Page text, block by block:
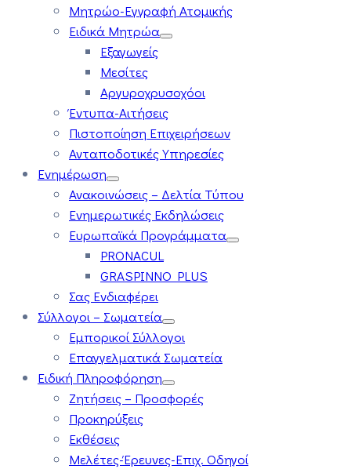
Μητρώο-Εγγραφή Ατομικής
Ειδικά Μητρώα
Εξαγωγείς
Μεσίτες
Αργυροχρυσοχόοι
Έντυπα-Αιτήσεις
Πιστοποίηση Επιχειρήσεων
Ανταποδοτικές Υπηρεσίες
Ενημέρωση
Ανακοινώσεις – Δελτία Τύπου
Ενημερωτικές Εκδηλώσεις
Ευρωπαϊκά Προγράμματα
PRONACUL
GRASPINNO PLUS
Σας Ενδιαφέρει
Σύλλογοι – Σωματεία
Εμπορικοί Σύλλογοι
Επαγγελματικά Σωματεία
Ειδική Πληροφόρηση
Ζητήσεις – Προσφορές
Προκηρύξεις
Εκθέσεις
Μελέτες-Έρευνες-Επιχ. Οδηγοί